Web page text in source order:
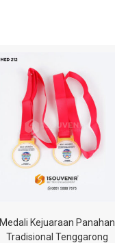
Medali Kejuaraan Panahan
Tradisional Tenggarong